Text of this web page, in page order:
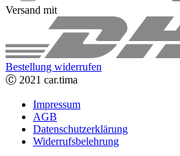
Versand mit
Bestellung widerrufen
Ⓒ 2021 car.tima
Impressum
AGB
Datenschutzerklärung
Widerrufsbelehrung